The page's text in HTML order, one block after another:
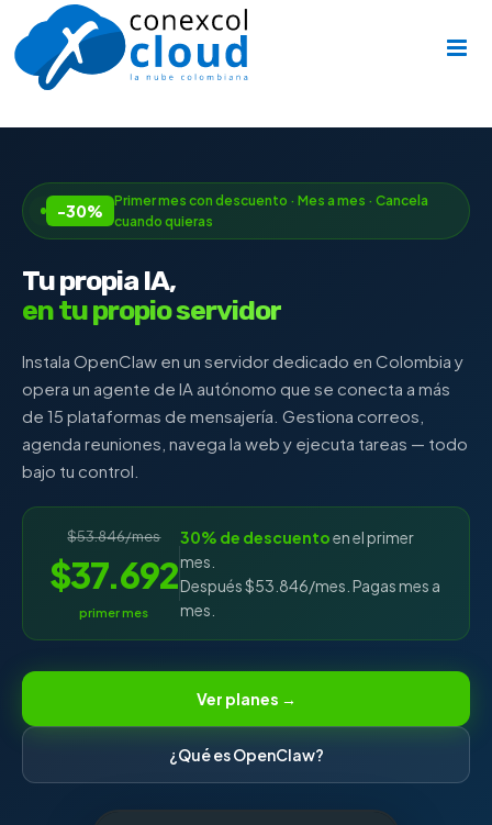
to
content
-30%
Primer mes con descuento · Mes a mes · Cancela
cuando quieras
Tu propia IA,
en tu propio servidor
Instala OpenClaw en un servidor dedicado en Colombia y
opera un agente de IA autónomo que se conecta a más
de 15 plataformas de mensajería. Gestiona correos,
agenda reuniones, navega la web y ejecuta tareas — todo
bajo tu control.
$53.846/mes
$37.692
primer mes
30% de descuentoen el primer
mes.
Después $53.846/mes. Pagas mes a
mes.
Ver planes →
¿Qué es OpenClaw?